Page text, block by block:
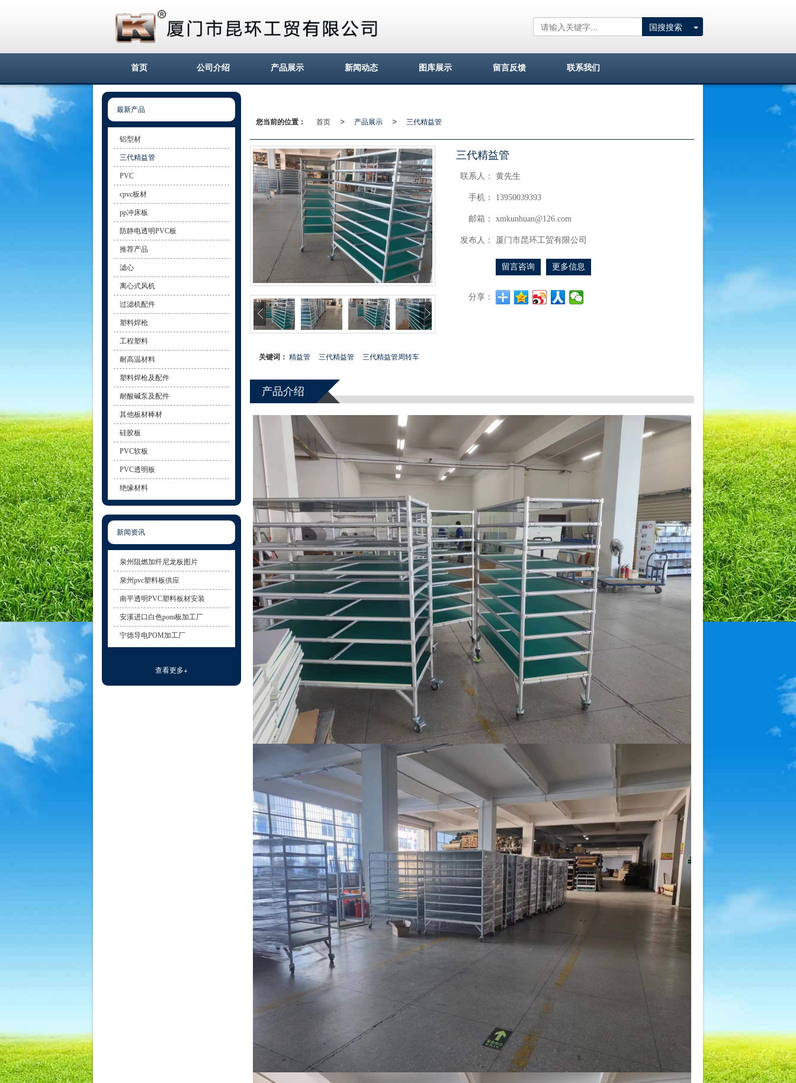
国搜搜索
首页 公司介绍 产品展示 新闻动态 图库展示 留言反馈 联系我们
您当前的位置： 首页 > 产品展示 > 三代精益管
三代精益管
联系人： 黄先生
手机： 13950039393
邮箱： xmkunhuan@126.com
发布人： 厦门市昆环工贸有限公司
留言咨询 更多信息
分享：
关键词： 精益管 三代精益管 三代精益管周转车
产品介绍
最新产品
铝型材
三代精益管
PVC
cpvc板材
pp冲床板
防静电透明PVC板
推荐产品
滤心
离心式风机
过滤机配件
塑料焊枪
工程塑料
耐高温材料
塑料焊枪及配件
耐酸碱泵及配件
其他板材棒材
硅胶板
PVC软板
PVC透明板
绝缘材料
新闻资讯
泉州阻燃加纤尼龙板图片
泉州pvc塑料板供应
南平透明PVC塑料板材安装
安溪进口白色pom板加工厂
宁德导电POM加工厂
查看更多+